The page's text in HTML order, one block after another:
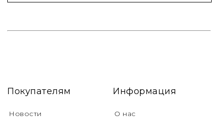
Покупателям
Новости
Информация
О нас